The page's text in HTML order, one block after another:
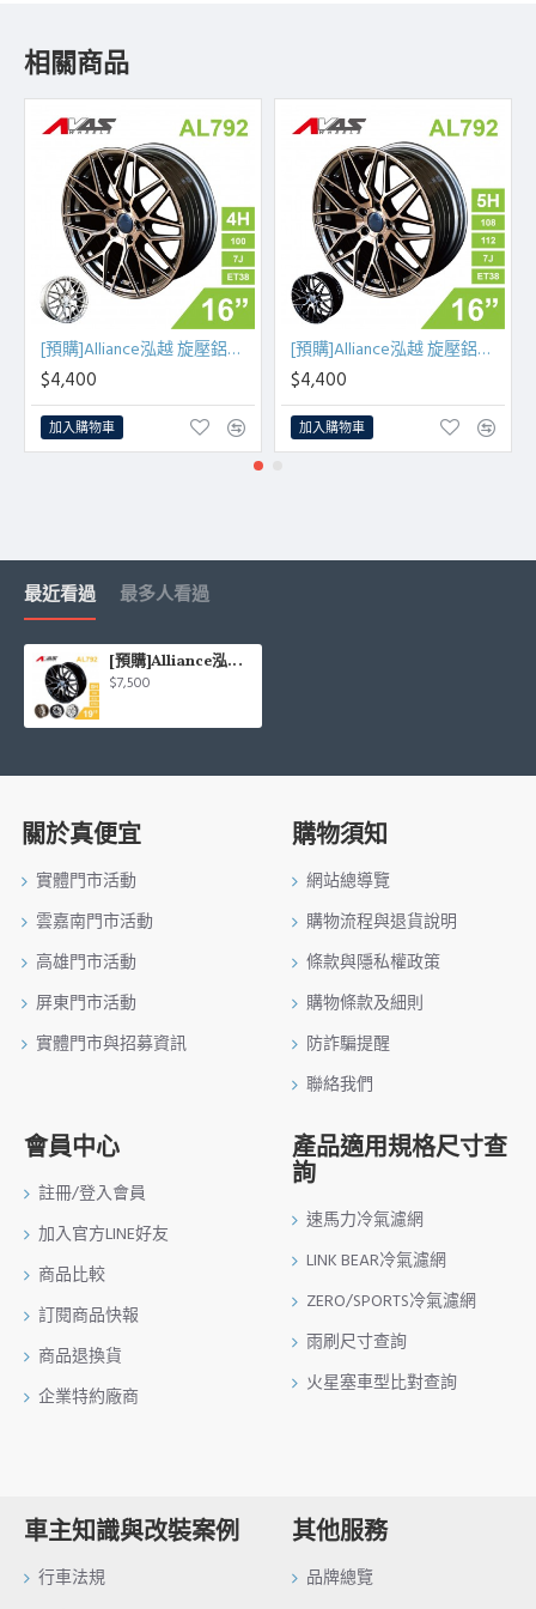
相關商品
[預購]Alliance泓越 旋壓鋁圈輪框 AL792 16吋 4孔100/7J/ET38(古銅金/銀車面)
$4,400
加入購物車
[預購]Alliance泓越 旋壓鋁圈輪框 AL792 16吋 5孔108/112/7J/ET38(古銅金/黑底亮面)
$4,400
加入購物車
最近看過 最多人看過
[預購]Alliance泓越 AVAS旋壓鋁圈輪框 AL792 19吋 5孔108/8.5J/ET43
$7,500
關於真便宜
實體門市活動
雲嘉南門市活動
高雄門市活動
屏東門市活動
實體門市與招募資訊
購物須知
網站總導覽
購物流程與退貨說明
條款與隱私權政策
購物條款及細則
防詐騙提醒
聯絡我們
會員中心
註冊/登入會員
加入官方LINE好友
商品比較
訂閱商品快報
商品退換貨
企業特約廠商
產品適用規格尺寸查
詢
速馬力冷氣濾網
LINK BEAR冷氣濾網
ZERO/SPORTS冷氣濾網
雨刷尺寸查詢
火星塞車型比對查詢
車主知識與改裝案例
行車法規
其他服務
品牌總覽